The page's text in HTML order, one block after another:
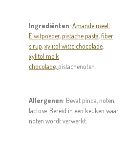
Ingrediënten: Amandelmeel,
Eiwitpoeder, pistache pasta, fiber
sirup,xylitol witte chocolade,
xylitol melk
chocolade, pistachenoten.
Allergenen: Bevat pinda, noten,
lactose. Bereid in een keuken waar
noten wordt verwerkt.